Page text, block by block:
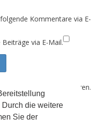
die weitere
Sie der
Kommentare via E-
via E-Mail.
um Spam zu reduzieren.
verarbeitet werden.